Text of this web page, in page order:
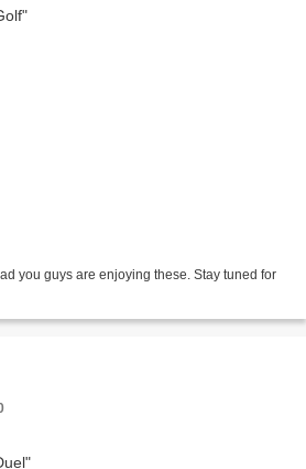
you guys are enjoying these. Stay tuned for